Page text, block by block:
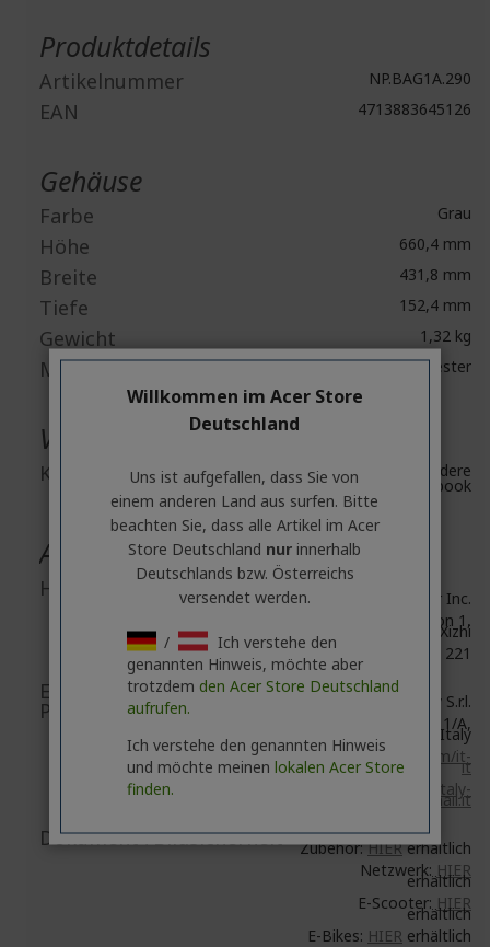
Produktdetails
Artikelnummer NP.BAG1A.290
EAN 4713883645126
Gehäuse
Farbe Grau
Höhe 660,4 mm
Breite 431,8 mm
Tiefe 152,4 mm
Gewicht 1,32 kg
Material Polyester
Verschiedenes
Kompatibilität Predator und andere
Acer 15,6" Notebook
Allgemeine Produktsicherheit
Herstellerinformationen
Acer Inc.
8F, No. 88, Section 1,
Xin Tai 5th Road, Xizhi
New Taipei City 221
EU Verantwortliche
Person/EU Importeur
Acer Italy S.r.l.
Viale delle Industrie 1/A,
20044 Arese (MI), Italy
https://www.acer.com/it-
it
acer-italy-
srl@legalmail.it
Dokument-/Bildsicherheit Zubehör:HIER erhältlich
Netzwerk: HIER
erhältlich
E-Scooter: HIER
erhältlich
E-Bikes: HIER erhältlich
Willkommen im Acer Store
Deutschland
Uns ist aufgefallen, dass Sie von
einem anderen Land aus surfen. Bitte
beachten Sie, dass alle Artikel im Acer
Store Deutschland nur innerhalb
Deutschlands bzw. Österreichs
versendet werden.
/
Ich verstehe den
genannten Hinweis, möchte aber
trotzdem den Acer Store Deutschland
aufrufen.
Ich verstehe den genannten Hinweis
und möchte meinen lokalen Acer Store
finden.